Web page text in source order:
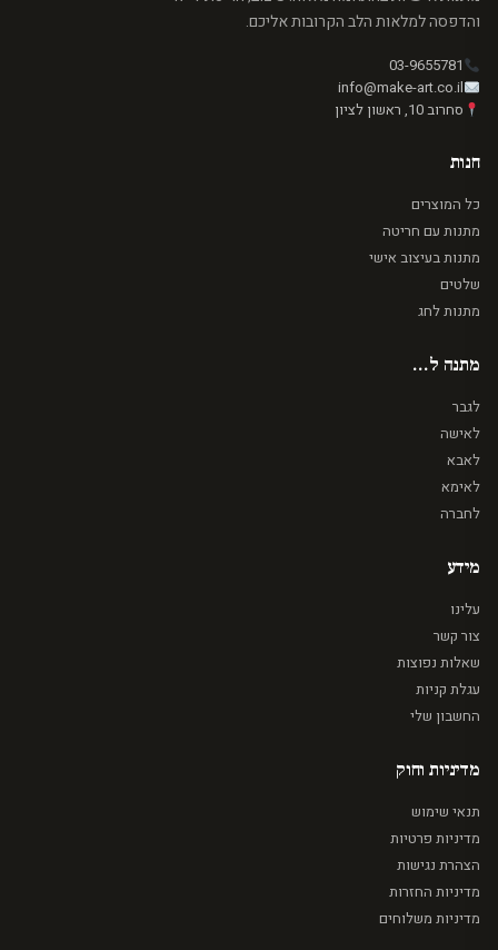
והדפסה למלאות הלב הקרובות אליכם.
03-9655781
info@make-art.co.il
סחרוב 10, ראשון לציון
חנות
כל המוצרים
מתנות עם חריטה
מתנות בעיצוב אישי
שלטים
מתנות לחג
מתנה ל...
לגבר
לאישה
לאבא
לאימא
לחברה
מידע
עלינו
צור קשר
שאלות נפוצות
עגלת קניות
החשבון שלי
מדיניות וחוק
תנאי שימוש
מדיניות פרטיות
הצהרת נגישות
מדיניות החזרות
מדיניות משלוחים